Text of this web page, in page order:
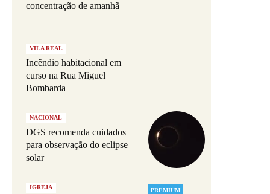
concentração de amanhã
VILA REAL
Incêndio habitacional em
curso na Rua Miguel
Bombarda
NACIONAL
DGS recomenda cuidados
para observação do eclipse
solar
PREMIUM
IGREJA